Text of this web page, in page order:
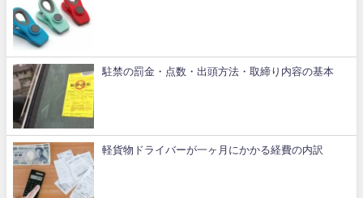
駐禁の罰金・点数・出頭方法・取締り内容の基本
軽貨物ドライバーが一ヶ月にかかる経費の内訳